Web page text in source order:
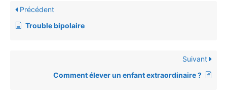
Précédent
Trouble bipolaire
Suivant
Comment élever un enfant extraordinaire ?